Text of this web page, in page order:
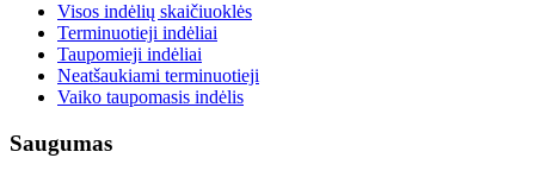
Visos indėlių skaičiuoklės
Terminuotieji indėliai
Taupomieji indėliai
Neatšaukiami terminuotieji
Vaiko taupomasis indėlis
Saugumas